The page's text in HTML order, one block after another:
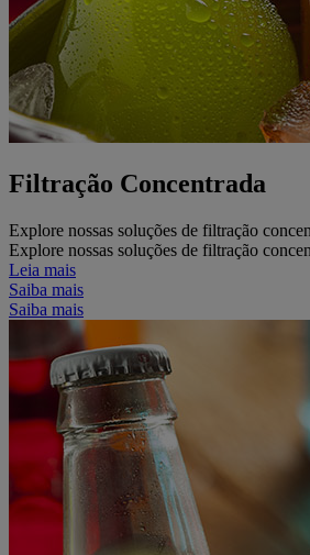
Filtração Concentrada
Explore nossas soluções de filtração
Explore nossas soluções de filtração
Leia mais
Saiba mais
Saiba mais